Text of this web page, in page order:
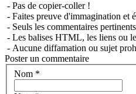
- Pas de copier-coller !
- Faites preuve d'immagination et
- Seuls les commentaires
- Les balises HTML, les liens ou
- Aucune diffamation ou sujet
Poster un commentaire
Nom *